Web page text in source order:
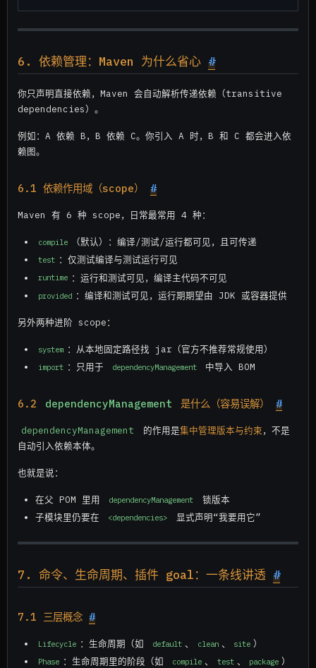
6. 依赖管理：Maven 为什么省心 #
你只声明直接依赖，Maven 会自动解析传递依赖（transitive
dependencies）。
例如：A 依赖 B，B 依赖 C。你引入 A 时，B 和 C 都会进入依
赖图。
6.1 依赖作用域（scope） #
Maven 有 6 种 scope，日常最常用 4 种：
compile （默认）：编译/测试/运行都可见，且可传递
test ：仅测试编译与测试运行可见
runtime ：运行和测试可见，编译主代码不可见
provided ：编译和测试可见，运行期期望由 JDK 或容器提供
另外两种进阶 scope：
system ：从本地固定路径找 jar（官方不推荐常规使用）
import ：只用于 dependencyManagement 中导入 BOM
6.2 dependencyManagement 是什么（容易误解） #
dependencyManagement 的作用是集中管理版本与约束，不是
自动引入依赖本体。
也就是说：
在父 POM 里用 dependencyManagement
锁版本
子模块里仍要在
<dependencies> 显式声明“我要用它”
7. 命令、生命周期、插件 goal：一条线讲透 #
7.1 三层概念 #
Lifecycle ：生命周期（如 default 、 clean 、 site ）
Phase ：生命周期里的阶段（如 compile 、 test 、 package ）